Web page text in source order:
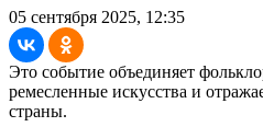
05 сентября 2025, 12:35
Это событие объединяет
ремесленные искусства и
страны.